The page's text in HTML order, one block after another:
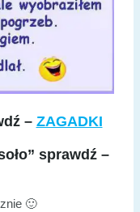
– ZAGADKI
sprawdź –
🙂